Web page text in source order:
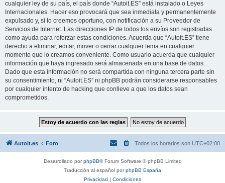
cualquier ley de su país, el país donde “Autoit.ES” está instalado o Leyes
Internacionales. Hacer eso provocará que sea inmediata y permanentemente
expulsado y, si lo creemos oportuno, con notificación a su Proveedor de
Servicios de Internet. Las direcciones IP de todos los envíos son registradas
como ayuda para reforzar estas condiciones. Acuerda que “Autoit.ES” tiene
derecho a eliminar, editar, mover o cerrar cualquier tema en cualquier
momento que lo creamos conveniente. Como usuario acuerda que cualquier
información que haya ingresado será almacenada en una base de datos.
Dado que esta información no será compartida con ninguna tercera parte sin
su consentimiento, ni “Autoit.ES” ni phpBB podrán considerarse responsables
por cualquier intento de hacking que conlleve a que los datos sean
comprometidos.
Autoit.es Foro Todos los horarios son UTC+02:00
Desarrollado porphpBB® Forum Software © phpBB Limited
Traducción al español porphpBB España
Privacidad | Condiciones